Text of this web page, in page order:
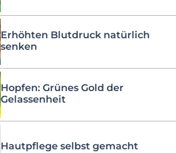
Erhöhten Blutdruck natürlich
senken
Hopfen: Grünes Gold der
Gelassenheit
Hautpflege selbst gemacht